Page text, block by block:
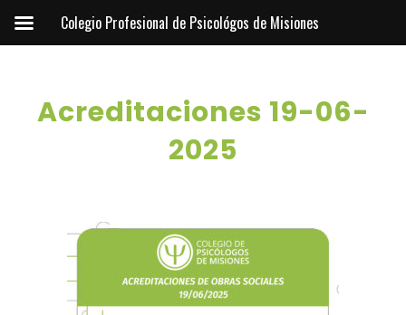
Acreditaciones 19-06-
2025
Colegio Profesional de Psicológos de Misiones